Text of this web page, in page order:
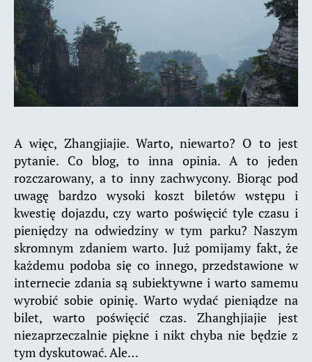
A więc, Zhangjiajie. Warto, niewarto? O to jest
pytanie. Co blog, to inna opinia. A to jeden
rozczarowany, a to inny zachwycony. Biorąc pod
uwagę bardzo wysoki koszt biletów wstępu i
kwestię dojazdu, czy warto poświęcić tyle czasu i
pieniędzy na odwiedziny w tym parku? Naszym
skromnym zdaniem warto. Już pomijamy fakt, że
każdemu podoba się co innego, przedstawione w
internecie zdania są subiektywne i warto samemu
wyrobić sobie opinię. Warto wydać pieniądze na
bilet, warto poświęcić czas. Zhanghjiajie jest
niezaprzeczalnie piękne i nikt chyba nie będzie z
tym dyskutować. Ale…